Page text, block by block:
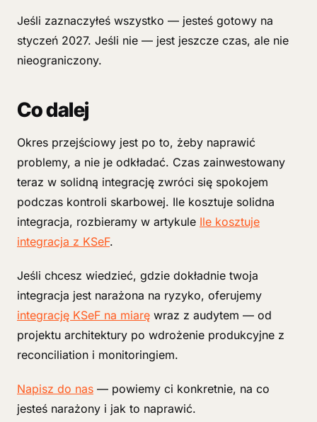
Jeśli zaznaczyłeś wszystko — jesteś gotowy na
styczeń 2027. Jeśli nie — jest jeszcze czas, ale nie
nieograniczony.
Co dalej
Okres przejściowy jest po to, żeby naprawić
problemy, a nie je odkładać. Czas zainwestowany
teraz w solidną integrację zwróci się spokojem
podczas kontroli skarbowej. Ile kosztuje solidna
integracja, rozbieramy w artykule Ile kosztuje
integracja z KSeF.
Jeśli chcesz wiedzieć, gdzie dokładnie twoja
integracja jest narażona na ryzyko, oferujemy
integrację KSeF na miarę wraz z audytem — od
projektu architektury po wdrożenie produkcyjne z
reconciliation i monitoringiem.
Napisz do nas — powiemy ci konkretnie, na co
jesteś narażony i jak to naprawić.